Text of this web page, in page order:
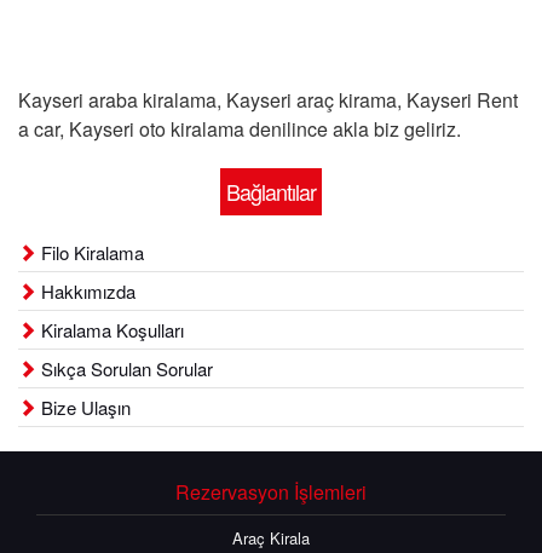
Kayseri araba kiralama, Kayseri araç kirama, Kayseri Rent
a car, Kayseri oto kiralama denilince akla biz geliriz.
Bağlantılar
Filo Kiralama
Hakkımızda
Kiralama Koşulları
Sıkça Sorulan Sorular
Bize Ulaşın
Rezervasyon İşlemleri
Araç Kirala